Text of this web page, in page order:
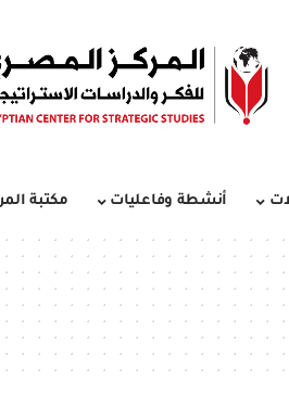
أنشطة وفاعليات مكتبة